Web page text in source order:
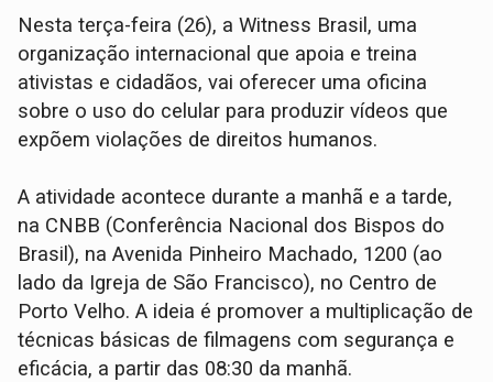
Nesta terça-feira (26), a Witness Brasil, uma
organização internacional que apoia e treina
ativistas e cidadãos, vai oferecer uma oficina
sobre o uso do celular para produzir vídeos que
expõem violações de direitos humanos.
A atividade acontece durante a manhã e a tarde,
na CNBB (Conferência Nacional dos Bispos do
Brasil), na Avenida Pinheiro Machado, 1200 (ao
lado da Igreja de São Francisco), no Centro de
Porto Velho. A ideia é promover a multiplicação de
técnicas básicas de filmagens com segurança e
eficácia, a partir das 08:30 da manhã.